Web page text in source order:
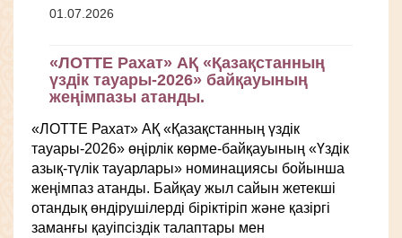
01.07.2026
«ЛОТТЕ Рахат» АҚ «Қазақстанның
үздік тауары-2026» байқауының
жеңімпазы атанды.
«ЛОТТЕ Рахат» АҚ «Қазақстанның үздік
тауары-2026» өңірлік көрме-байқауының «Үздік
азық-түлік тауарлары» номинациясы бойынша
жеңімпаз атанды. Байқау жыл сайын жетекші
отандық өндірушілерді біріктіріп және қазіргі
заманғы қауіпсіздік талаптары мен